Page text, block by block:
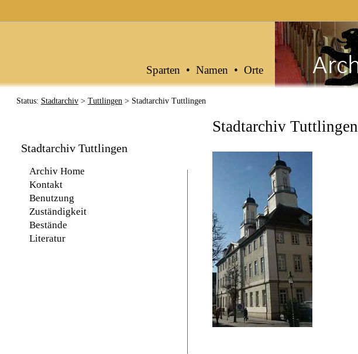
Sparten •Namen •Orte
Status: Stadtarchiv> Tuttlingen> Stadtarchiv Tuttlingen
Stadtarchiv Tuttlingen
Archiv Home
Kontakt
Benutzung
Zuständigkeit
Bestände
Literatur
Stadtarchiv Tuttlingen